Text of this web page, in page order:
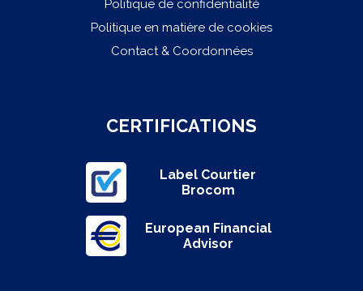
Politique de confidentialité
Politique en matière de cookies
Contact & Coordonnées
CERTIFICATIONS
Label Courtier
Brocom
European Financial
Advisor